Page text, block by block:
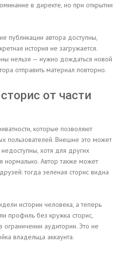
в директе, но при открытии
публикации автора доступны,
история не загружается.
нельзя — нужно дождаться новой
отправить материал повторно.
от части
которые позволяют
пользователей. Внешне это может
хотя для других
нормально. Автор также может
тогда зеленая сторис видна
истории человека, а теперь
профиль без кружка сторис,
аудитории. Это не
владельца аккаунта.